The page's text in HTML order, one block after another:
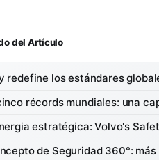
del Artículo
redefine los estándares
récords mundiales: una
estratégica: Volvo's
de Seguridad 360°: